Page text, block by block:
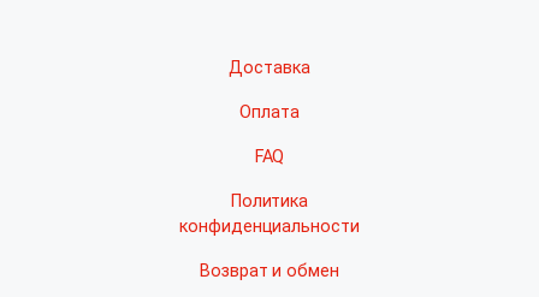
Доставка
Оплата
FAQ
Политика
конфиденциальности
Возврат и обмен